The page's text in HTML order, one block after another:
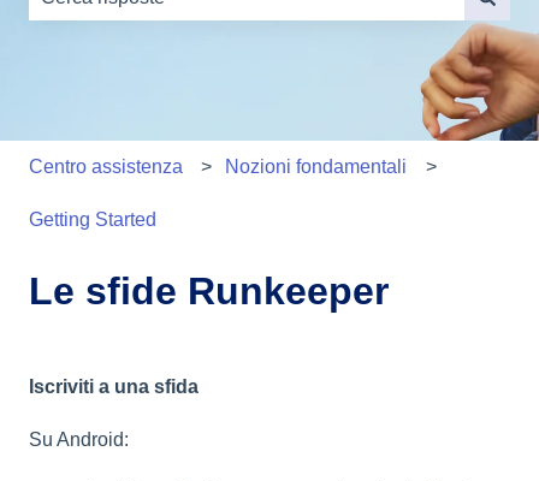
Non sono presenti suggerimenti perché il campo di
Centro assistenza Nozioni fondamentali
Getting Started
Le sfide Runkeeper
Iscriviti a una sfida
Su Android: